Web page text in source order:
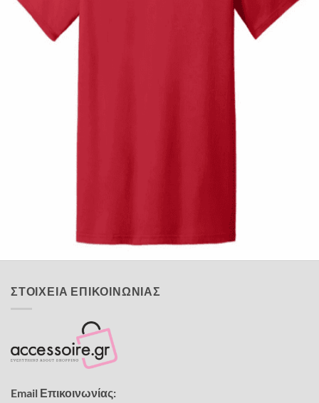
ΣΤΟΙΧΕΙΑ ΕΠΙΚΟΙΝΩΝΙΑΣ
Email Επικοινωνίας: